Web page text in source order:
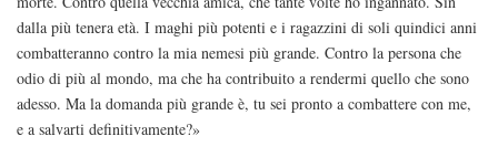
dalla più tenera età. I maghi più potenti e i ragazzini di soli quindici anni
combatteranno contro la mia nemesi più grande. Contro la persona che
odio di più al mondo, ma che ha contribuito a rendermi quello che sono
adesso. Ma la domanda più grande è, tu sei pronto a combattere con me,
e a salvarti definitivamente?»